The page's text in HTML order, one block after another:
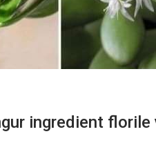
ingredient florile